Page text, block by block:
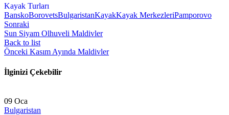
Kayak Turları
BanskoBorovetsBulgaristanKayakKayak MerkezleriPamporovo
Sonraki
Sun Siyam Olhuveli Maldivler
Back to list
Önceki Kasım Ayında Maldivler
İlginizi Çekebilir
09 Oca
Bulgaristan